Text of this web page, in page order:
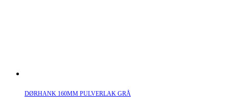
DØRHANK 160MM PULVERLAK GRÅ